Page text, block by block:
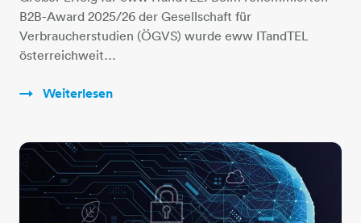
B2B-Award 2025/26 der Gesellschaft für
Verbraucherstudien (ÖGVS) wurde eww ITandTEL
österreichweit…
Weiterlesen